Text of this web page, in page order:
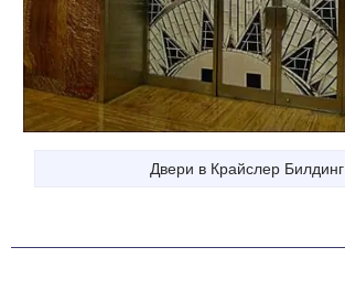
Двери в Крайслер Билдинг